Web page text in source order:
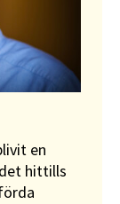
en
hittills